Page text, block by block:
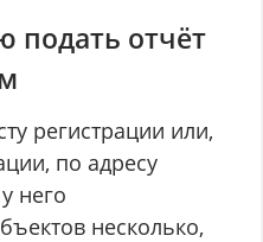
подать отчёт
регистрации или,
по адресу
него
несколько,